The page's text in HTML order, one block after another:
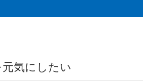
したい